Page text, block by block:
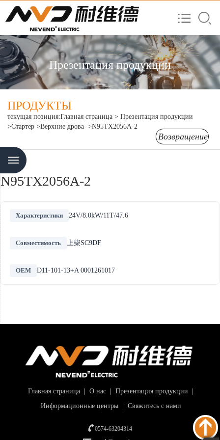
Презентация продукции
ПРОДУКТЫ
текущая позиция:Главная страница > Презентация продукции
>Стартер >Верхние дрова >N95TX2056A-2
Возвращение
Menu
N95TX2056A-2
Характеристики 24V/8.0kW/11T/47.6
Совместимость 上柴SC9DF
OEM D11-101-13+A 0001261017
Главная страница О нас Презентация продукции
Информационные центры| Свяжитесь с нами
0574-63204314